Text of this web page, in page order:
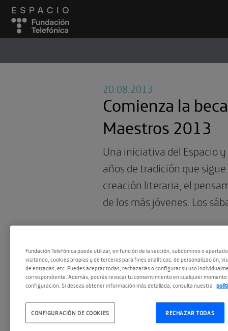
20.08.2013
Comienza la
Maestros 2013
Una iniciativa del Espacio
años de tradición que
creación literaria, el
de los más jóvenes. Los
10.06.2013
José Luis
ponente de
Títulos como «Castlevania
Fundación Telefónica puede utilizar, en función de la sección, subdominio o
visitando, cookies propias y de terceros para fines analíticos, de personalización,
de entradas, etc. Puedes aceptar todas, rechazarlas o configurar su uso
correspondiente. Además, podrás revocar tu consentimiento en cualquier momento
configuración. Si deseas obtener información más detallada, consulta nuestra
RECHAZAR TODAS
CONFIGURACIÓN DE COOKIES